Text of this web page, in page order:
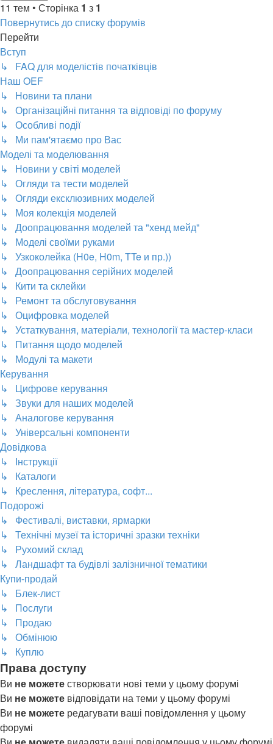
11 тем • Сторінка 1 з 1
Повернутись до списку форумів
Перейти
Вступ
↳ FAQ для моделістів початківців
Наш OEF
↳ Новини та плани
↳ Організаційні питання та відповіді по форуму
↳ Особливі події
↳ Ми пам'ятаємо про Вас
Моделі та моделювання
↳ Новини у світі моделей
↳ Огляди та тести моделей
↳ Огляди ексклюзивних моделей
↳ Моя колекція моделей
↳ Доопрацювання моделей та "хенд мейд"
↳ Моделі своїми руками
↳ Узкоколейка (H0e, H0m, TTe и пр.))
↳ Доопрацювання серійних моделей
↳ Кити та склейки
↳ Ремонт та обслуговування
↳ Оцифровка моделей
↳ Устаткування, матеріали, технології та мастер-класи
↳ Питання щодо моделей
↳ Модулі та макети
Керування
↳ Цифрове керування
↳ Звуки для наших моделей
↳ Аналогове керування
↳ Універсальні компоненти
Довідкова
↳ Інструкції
↳ Каталоги
↳ Креслення, література, софт...
Подорожі
↳ Фестивалі, виставки, ярмарки
↳ Технічні музеї та історичні зразки техніки
↳ Рухомий склад
↳ Ландшафт та будівлі залізничної тематики
Купи-продай
↳ Блек-лист
↳ Послуги
↳ Продаю
↳ Обмінюю
↳ Куплю
Права доступу
Ви не можетестворювати нові теми у цьому форумі
Ви не можете відповідати на теми у цьому форумі
Ви не можете редагувати ваші повідомлення у цьому
форумі